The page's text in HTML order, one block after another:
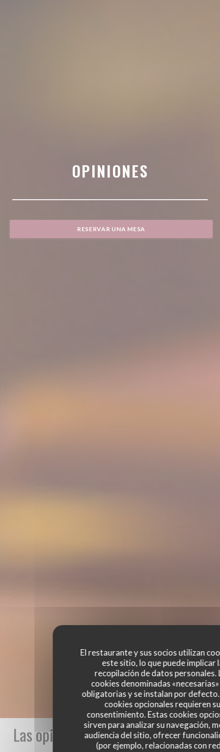
El restaurante y sus socios utilizan
este sitio, lo que puede implicar
recopilación de datos personales.
cookies denominadas
obligatorias y se instalan por
cookies opcionales requieren
consentimiento. Estas cookies
sirven para analizar su navegación,
audiencia del sitio, ofrecer
(por ejemplo, relacionadas con
OPINIONES
RESERVAR UNA MESA
Las opiniones de nuestros clientes